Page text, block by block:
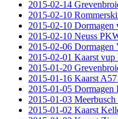
2015-02-14
2015-02-10
2015-02-10 Dormagen
2015-02-10 Neuss
2015-02-06
2015-02-01 Kaarst vup
2015-01-20
2015-01-16 Kaarst
2015-01-05 Dormagen
2015-01-03
2015-01-02 Kaarst